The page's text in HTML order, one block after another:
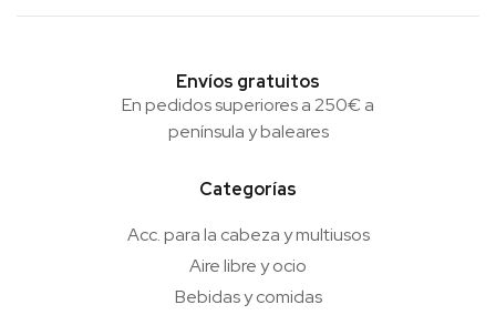
Envíos gratuitos
En pedidos superiores a 250€ a
península y baleares
Categorías
Acc. para la cabeza y multiusos
Aire libre y ocio
Bebidas y comidas